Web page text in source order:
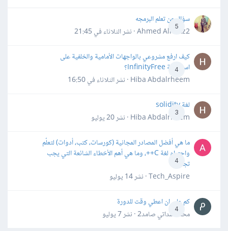
5
سؤال عن تعلم البرمجه
Ahmed Alhafiz2 · نشر
الثلاثاء في 21:45
4
كيف ارفع مشروعي بالواجهات الأمامية والخلفية على
استضافة InfinityFree؟
Hiba Abdalrheem · نشر
الثلاثاء في 16:50
3
لغة solidity
Hiba Abdalrheem · نشر
20 يوليو
4
ما هي أفضل المصادر المجانية (كورسات، كتب، أدوات) لتعلّم
واحترام لغة C++، وما هي أهم الأخطاء الشائعة التي يجب
تجنبها؟
Tech_Aspire · نشر
14 يوليو
4
كم علي ان اعطي وقت للدورة
محمد سداتي صامد2 · نشر
7 يوليو